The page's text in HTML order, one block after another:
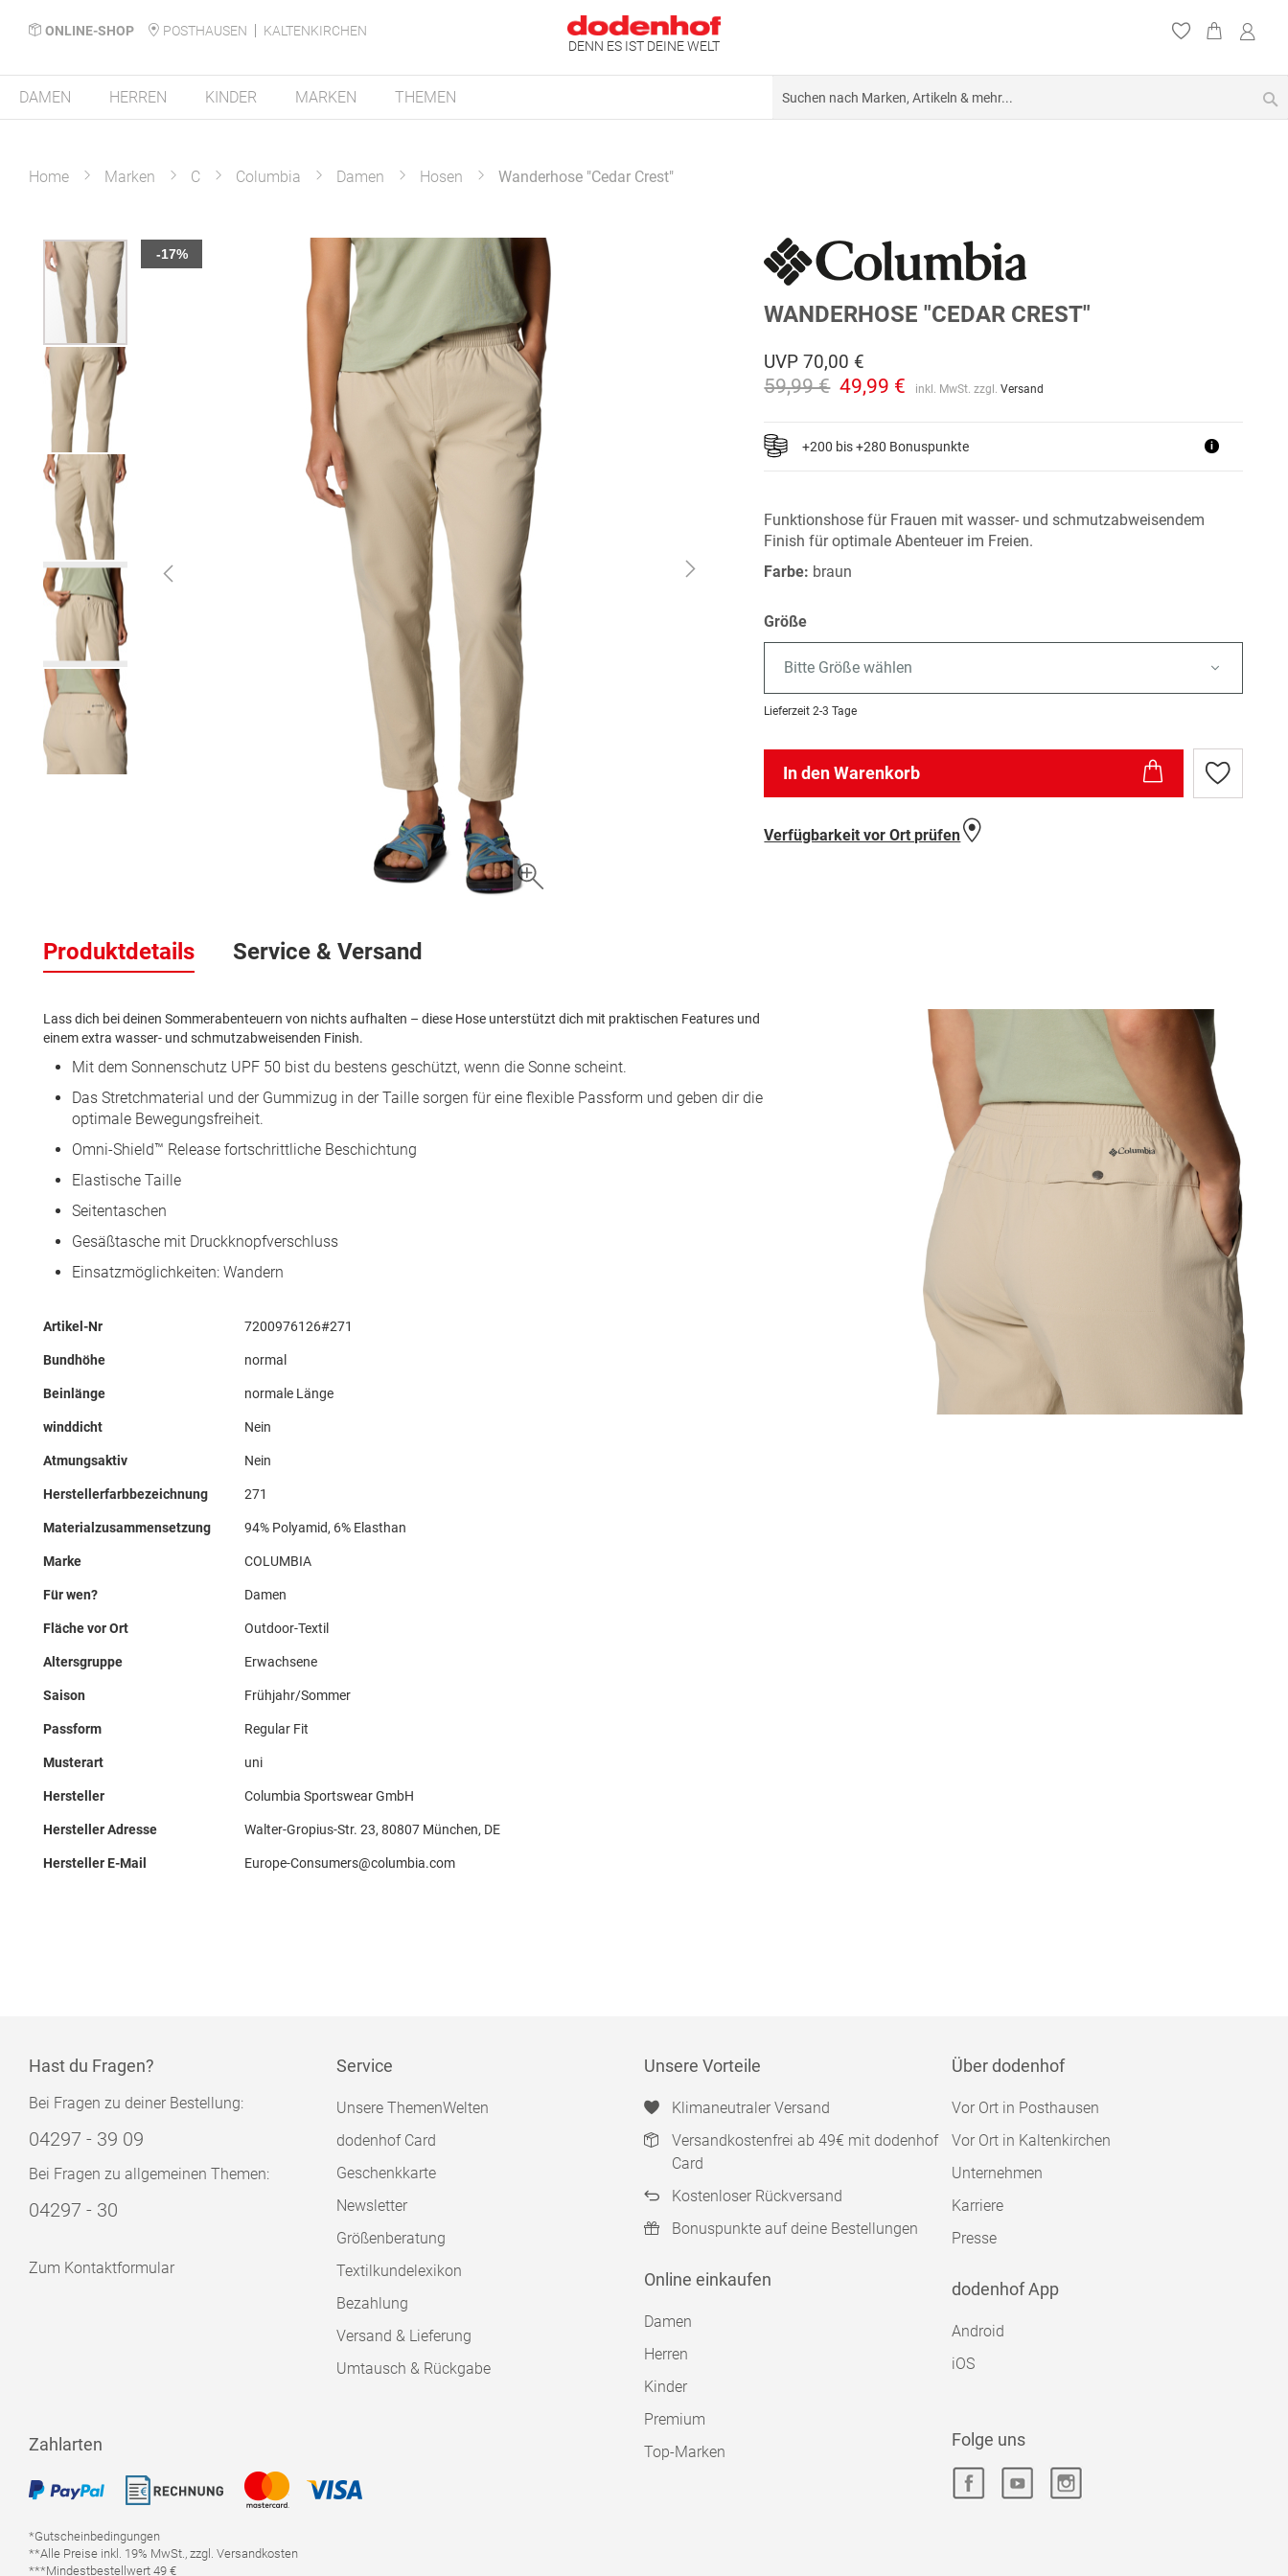
ONLINE-SHOP POSTHAUSEN
KALTENKIRCHEN
DENN ES IST DEINE WELT
DAMEN HERREN KINDER MARKEN THEMEN
Home Marken C Columbia Damen Hosen Wanderhose "Cedar Crest"
Zum
Ende
der
Bildergalerie
springen
-17%
der
Bildergalerie
WANDERHOSE "CEDAR CREST"
UVP 70,00 €
59,99 € 49,99 € inkl. MwSt. zzgl.Versand
+200 bis +280 Bonuspunkte i
Funktionshose für Frauen mit wasser- und schmutzabweisendem
Finish für optimale Abenteuer im Freien.
Farbe: braun
Größe
Bitte Größe wählen
Lieferzeit 2-3 Tage
In den Warenkorb
Zur
Wunschliste
Verfügbarkeit vor Ort prüfen
Produktdetails
Lass dich bei deinen Sommerabenteuern von nichts aufhalten – diese Hose unterstützt dich mit praktischen Features und
einem extra wasser- und schmutzabweisenden Finish.
Mit dem Sonnenschutz UPF 50 bist du bestens geschützt, wenn die Sonne scheint.
Das Stretchmaterial und der Gummizug in der Taille sorgen für eine flexible Passform und geben dir die
optimale Bewegungsfreiheit.
Omni-Shield™ Release fortschrittliche Beschichtung
Elastische Taille
Seitentaschen
Gesäßtasche mit Druckknopfverschluss
Einsatzmöglichkeiten: Wandern
Mehr
Artikel-Nr 7200976126#271
Bundhöhe normal
Beinlänge normale Länge
winddicht Nein
Atmungsaktiv Nein
Herstellerfarbbezeichnung 271
Materialzusammensetzung 94% Polyamid, 6% Elasthan
Marke COLUMBIA
Für wen? Damen
Fläche vor Ort Outdoor-Textil
Altersgruppe Erwachsene
Saison Frühjahr/Sommer
Passform Regular Fit
Musterart uni
Hersteller Columbia Sportswear GmbH
Hersteller Adresse Walter-Gropius-Str. 23, 80807 München, DE
Hersteller E-Mail Europe-Consumers@columbia.com
Service & Versand
Hast du Fragen?
Bei Fragen zu deiner Bestellung:
04297 - 39 09
Bei Fragen zu allgemeinen Themen:
04297 - 30
Zum Kontaktformular
Service
Unsere ThemenWelten
dodenhof Card
Geschenkkarte
Newsletter
Größenberatung
Textilkundelexikon
Bezahlung
Versand & Lieferung
Umtausch & Rückgabe
Unsere Vorteile
Klimaneutraler Versand
Versandkostenfrei ab 49€ mit dodenhof
Card
Kostenloser Rückversand
Bonuspunkte auf deine Bestellungen
Online einkaufen
Damen
Herren
Kinder
Premium
Top-Marken
Über dodenhof
Vor Ort in Posthausen
Vor Ort in Kaltenkirchen
Unternehmen
Karriere
Presse
dodenhof App
Android
iOS
Zahlarten
*Gutscheinbedingungen
**Alle Preise inkl. 19% MwSt., zzgl. Versandkosten
***Mindestbestellwert 49 €
Folge uns